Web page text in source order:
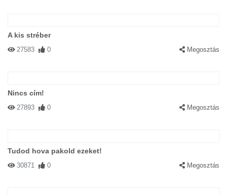
A kis stréber
27583 0 Megosztás
Nincs cím!
27893 0 Megosztás
Tudod hova pakold ezeket!
30871 0 Megosztás